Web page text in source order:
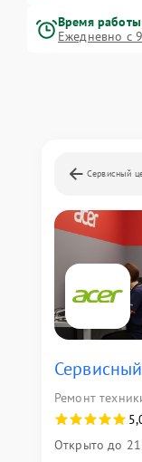
Время работы
Ежедневно с
Сервисный
Ремонт
Открыто до